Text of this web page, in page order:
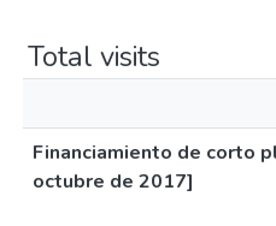
Total visits
Financiamiento de corto
octubre de 2017]